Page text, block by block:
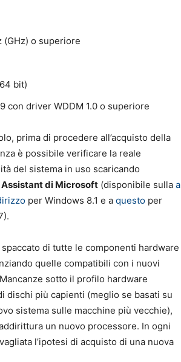
o superiore
bit)
con driver WDDM 1.0 o superiore
prima di procedere all’acquisto della
è possibile verificare la reale
del sistema in uso scaricando
Assistant di Microsoft (disponibile sulla a
per Windows 8.1 e a questo per
di tutte le componenti hardware
quelle compatibili con i nuovi
sotto il profilo hardware
dischi più capienti (meglio se basati su
sistema sulle macchine più vecchie),
un nuovo processore. In ogni
l’ipotesi di acquisto di una nuova